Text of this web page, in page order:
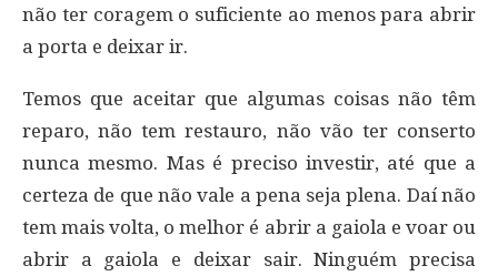
não ter coragem o suficiente ao menos para abrir
a porta e deixar ir.
Temos que aceitar que algumas coisas não têm
reparo, não tem restauro, não vão ter conserto
nunca mesmo. Mas é preciso investir, até que a
certeza de que não vale a pena seja plena. Daí não
tem mais volta, o melhor é abrir a gaiola e voar ou
abrir a gaiola e deixar sair. Ninguém precisa